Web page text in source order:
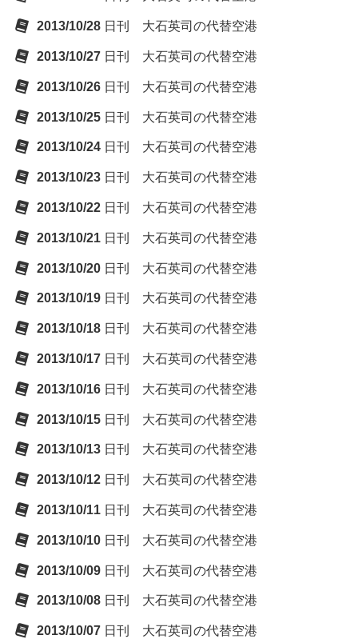
2013/10/28 日刊 大石英司の代替空港
2013/10/27 日刊 大石英司の代替空港
2013/10/26 日刊 大石英司の代替空港
2013/10/25 日刊 大石英司の代替空港
2013/10/24 日刊 大石英司の代替空港
2013/10/23 日刊 大石英司の代替空港
2013/10/22 日刊 大石英司の代替空港
2013/10/21 日刊 大石英司の代替空港
2013/10/20 日刊 大石英司の代替空港
2013/10/19 日刊 大石英司の代替空港
2013/10/18 日刊 大石英司の代替空港
2013/10/17 日刊 大石英司の代替空港
2013/10/16 日刊 大石英司の代替空港
2013/10/15 日刊 大石英司の代替空港
2013/10/13 日刊 大石英司の代替空港
2013/10/12 日刊 大石英司の代替空港
2013/10/11 日刊 大石英司の代替空港
2013/10/10 日刊 大石英司の代替空港
2013/10/09 日刊 大石英司の代替空港
2013/10/08 日刊 大石英司の代替空港
2013/10/07 日刊 大石英司の代替空港